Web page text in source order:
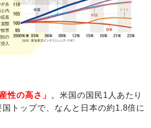
性の高さ」
。米国の国民1人あたり
トップで、なんと日本の約1.8倍に